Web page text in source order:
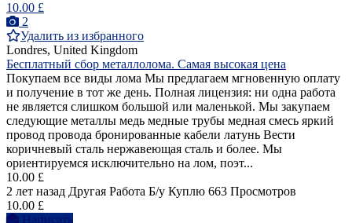
10.00 £
2
Удалить из избранного
Londres, United Kingdom
Бесплатный сбор металлолома. Самая высокая цена
Покупаем все виды лома Мы предлагаем мгновенную оплату
и получение в тот же день. Полная лицензия: ни одна работа
не является слишком большой или маленькой. Мы закупаем
следующие металлы медь медные трубы медная смесь яркий
провод провода бронированные кабели латунь Вести
коричневый сталь нержавеющая сталь и более. Мы
ориентируемся исключительно на лом, поэт...
10.00 £
2 лет назад Другая Работа Б/у Куплю 663 Просмотров
10.00 £
Написать